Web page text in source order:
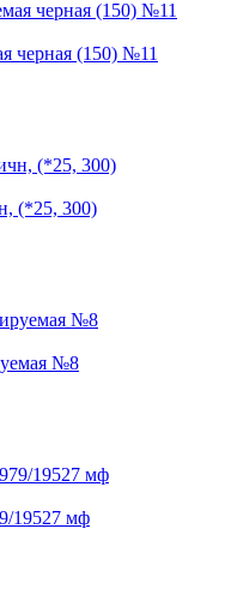
черная (150) №11
(*25, 300)
№8
19527 мф